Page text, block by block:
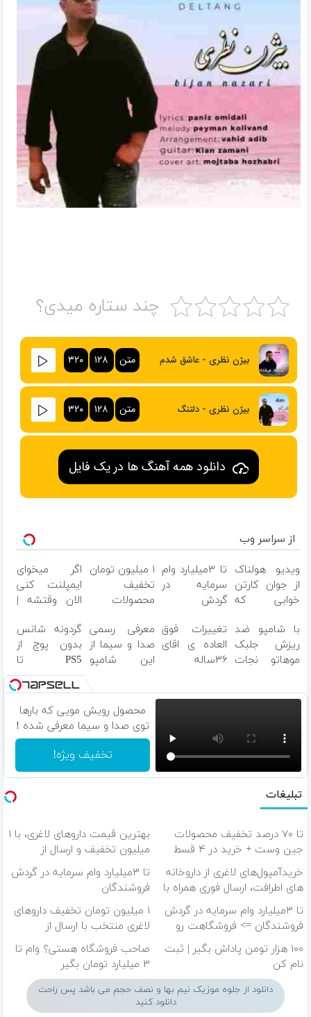
چند ستاره میدی؟
بیژن نظری - عاشق شدم متن ۱۲۸ ۳۲۰
بیژن نظری - دلتنگ متن ۱۲۸ ۳۲۰
دانلود همه آهنگ ها در یک فایل
از سراسر وب
ویدیو هولناک
از جوان کارتن
خوابی که
آموزش رایگان
تا ۳میلیارد وام
سرمایه در
گردش
فروشگاهت رو
ثبت کن
۱ میلیون تومان
تخفیف
محصولات
نزدیک‌تر به
شروع کاهش
وزن
اگر میخوای
ایمپلنت کنی
الان وقتشه |
میلیون
تومان!!!
با شامپو ضد
ریزش جلبک
موهاتو نجات
تغییرات فوق
العاده ی اقای
۳۶ساله
روش گیاهی
معرفی رسمی
صدا و سیما از
این شامپو
آلمانی۴۵%تخفیف
گردونه شانس
بدون پوچ از
PS5 تا
آیفون17 و
بیت کوین
محصول رویش مویی که بارها
توی صدا و سیما معرفی شده !
تخفیف ویژه!
تبلیغات
تا ۷۰ درصد تخفیف محصولات
جین وست + خرید در ۴ قسط
بهترین قیمت داروهای لاغری، با ۱
میلیون تخفیف و ارسال از
داروخانه‌
خریدآمپول‌های لاغری از داروخانه
های اطرافت، ارسال فوری همراه با
پک یخ!
تا ۳میلیارد وام سرمایه در گردش
فروشندگان
تا ۳میلیارد وام سرمایه در گردش
فروشندگان => فروشگاهت رو
ثبت کن
۱ میلیون تومان تخفیف داروهای
لاغری منتخب با ارسال از
داروخانه نزدیکت
۱۰۰ هزار تومن پاداش بگیر | ثبت
نام کن
صاحب فروشگاه هستی؟ وام تا
۳ میلیارد تومان بگیر
دانلود از جلوه موزیک نیم بها و نصف حجم می باشد پس راحت
دانلود کنید